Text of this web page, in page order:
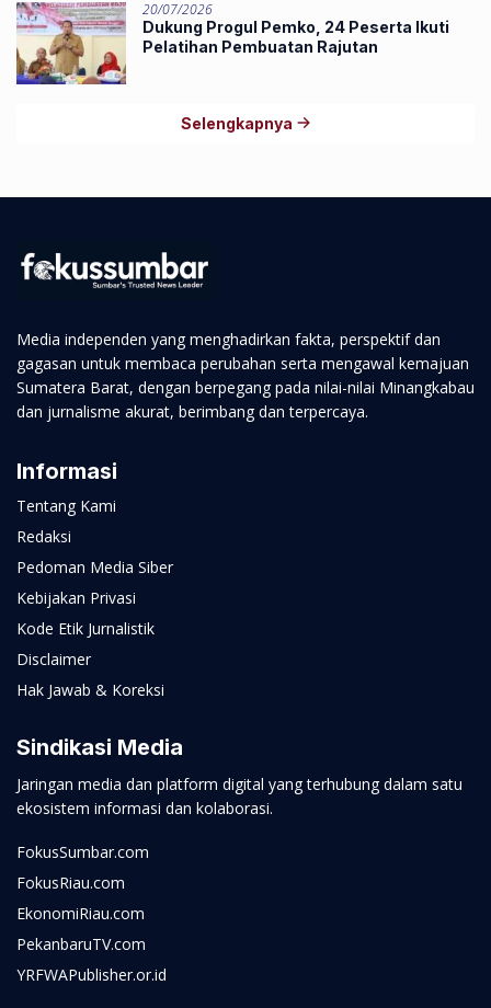
20/07/2026
Dukung Progul Pemko, 24 Peserta Ikuti
Pelatihan Pembuatan Rajutan
Selengkapnya
Media independen yang menghadirkan fakta, perspektif dan
gagasan untuk membaca perubahan serta mengawal kemajuan
Sumatera Barat, dengan berpegang pada nilai-nilai Minangkabau
dan jurnalisme akurat, berimbang dan terpercaya.
Informasi
Tentang Kami
Redaksi
Pedoman Media Siber
Kebijakan Privasi
Kode Etik Jurnalistik
Disclaimer
Hak Jawab & Koreksi
Sindikasi Media
Jaringan media dan platform digital yang terhubung dalam satu
ekosistem informasi dan kolaborasi.
FokusSumbar.com
FokusRiau.com
EkonomiRiau.com
PekanbaruTV.com
YRFWAPublisher.or.id